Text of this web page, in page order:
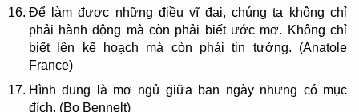
Để làm được những điều vĩ đại, chúng ta không chỉ
phải hành động mà còn phải biết ước mơ. Không chỉ
biết lên kế hoạch mà còn phải tin tưởng. (Anatole
France)
Hình dung là mơ ngủ giữa ban ngày nhưng có mục
đích. (Bo Bennelt)